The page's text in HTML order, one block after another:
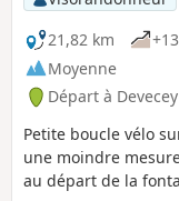
lutte incroyable
légendaire, et
courage, mystère et
bord de
le sentier, et vivez,
aventure
rebondissements
de la nature !
21,82 km
Moyenne
Départ à
Petite boucle vélo
une moindre
au départ de la